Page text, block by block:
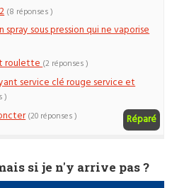
(8 réponses )
sous pression qui ne vaporise
roulette(2 réponses )
service clé rouge service et
)
Réparé
(20 réponses )
si je n'y arrive pas ?